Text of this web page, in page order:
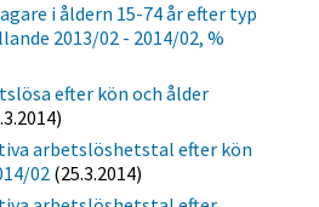
i åldern 15-74 år efter typ
2013/02 - 2014/02, %
efter kön och ålder
arbetslöshetstal efter kön
02 (25.3.2014)